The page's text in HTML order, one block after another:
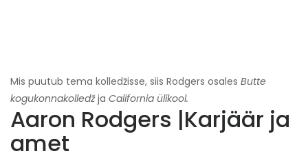
Mis puutub tema kolledžisse, siis Rodgers osales Butte
kogukonnakolledžja California ülikool.
Aaron Rodgers |Karjäär ja
amet